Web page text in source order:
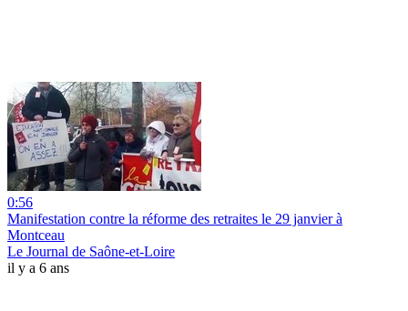
0:56
Manifestation contre la réforme des retraites le 29 janvier à
Montceau
Le Journal de Saône-et-Loire
il y a 6 ans